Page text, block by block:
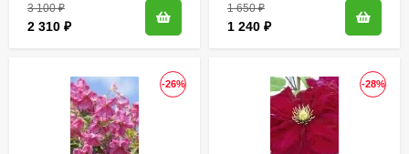
3 100₽
2 310 ₽
1 650₽
1 240 ₽
-26% -28%